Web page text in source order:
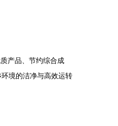
产品、节约综合成
境的洁净与高效运转